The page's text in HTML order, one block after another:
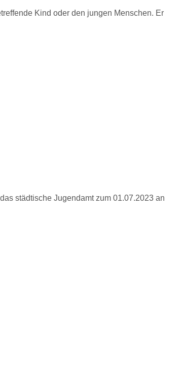
Kind oder den jungen Menschen. Er
städtische Jugendamt zum 01.07.2023 an